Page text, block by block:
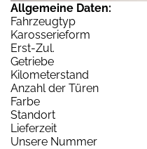
Allgemeine Daten:
Fahrzeugtyp
Karosserieform
Erst-Zul.
Getriebe
Kilometerstand
Anzahl der Türen
Farbe
Standort
Lieferzeit
Unsere Nummer